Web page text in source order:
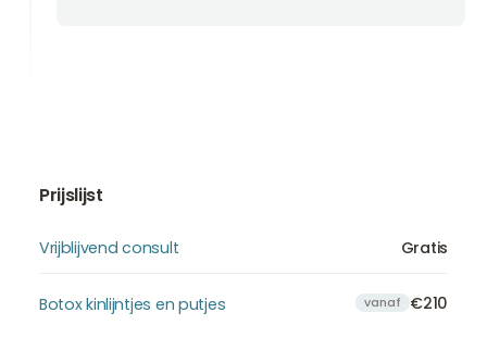
Prijslijst
Vrijblijvend consult Gratis
Botox kinlijntjes en putjes vanaf €210